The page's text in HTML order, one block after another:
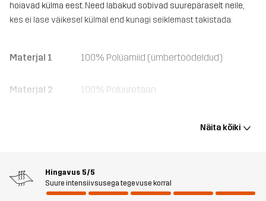
hoiavad külma eest. Need labakud sobivad suurepäraselt neile,
kes ei lase väikesel külmal end kunagi seiklemast takistada.
Materjal 1 100% Polüamiid (ümbertöödeldud)
Materjal 2 100% Polüuretaan
Materjal 3 95% Polüester, 5% Elastaan
Näita kõiki
Hingavus 5/5
Suure intensiivsusega tegevuse korral